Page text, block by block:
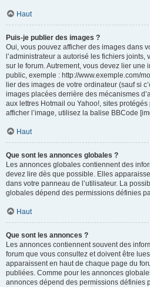
Haut
Puis-je publier des images ?
Oui, vous pouvez afficher des images dans
l’administrateur a autorisé les fichiers
sur le forum. Autrement, vous devez lier une
public, exemple : http://www.exemple.com/
lier des images de votre ordinateur (sauf si
images placées derrière des mécanismes
aux lettres Hotmail ou Yahoo!, sites
afficher l’image, utilisez la balise BBCode
Haut
Que sont les annonces globales ?
Les annonces globales contiennent des
devez lire dès que possible. Elles
dans votre panneau de l’utilisateur. La
globales dépend des permissions définies
Haut
Que sont les annonces ?
Les annonces contiennent souvent des
forum que vous consultez et doivent être
apparaissent en haut de chaque page du
publiées. Comme pour les annonces
annonces dépend des permissions définies